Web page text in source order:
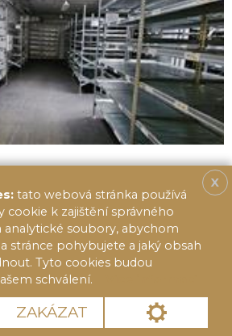
2014, s.r.o.
X
tato webová stránka používá
cookie k zajištění správného
soubory, abychom
stránce pohybujete a jaký obsah
Tyto cookies budou
schválení.
ZAKÁZAT